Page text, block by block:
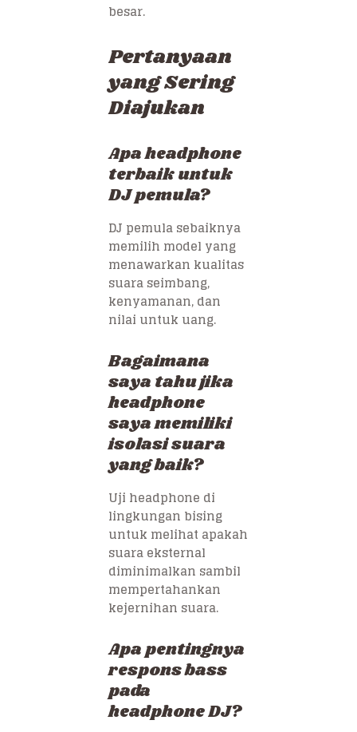
besar.
Pertanyaan
yang Sering
Diajukan
Apa headphone
terbaik untuk
DJ pemula?
DJ pemula sebaiknya
memilih model yang
menawarkan kualitas
suara seimbang,
kenyamanan, dan
nilai untuk uang.
Bagaimana
saya tahu jika
headphone
saya memiliki
isolasi suara
yang baik?
Uji headphone di
lingkungan bising
untuk melihat apakah
suara eksternal
diminimalkan sambil
mempertahankan
kejernihan suara.
Apa pentingnya
respons bass
pada
headphone DJ?